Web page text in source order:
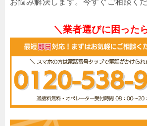
お悩み解決します。今すぐご相談くだ
＼業者選びに困った